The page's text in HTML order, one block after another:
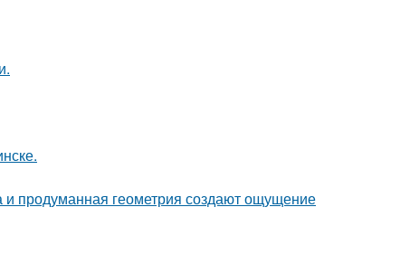
и продуманная геометрия создают ощущение